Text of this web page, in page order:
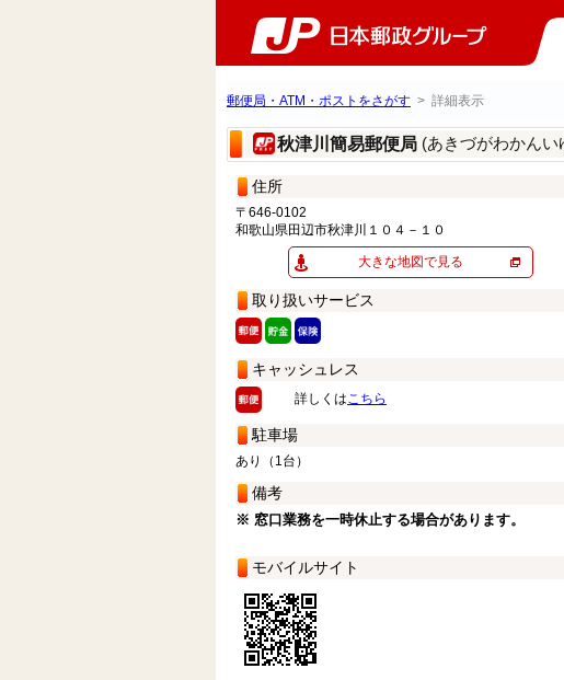
郵便局・ATM・ポストをさがす > 詳細表示
秋津川簡易郵便局 (あきづがわかん
住所
〒646-0102
和歌山県田辺市秋津川１０４－１０
大きな地図で見る
取り扱いサービス
キャッシュレス
詳しくはこちら
駐車場
あり（1台）
備考
※ 窓口業務を一時休止する場合があります。
モバイルサイト